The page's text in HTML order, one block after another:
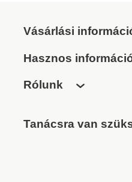
Vásárlási
Hasznos
Rólunk
Tanácsra van